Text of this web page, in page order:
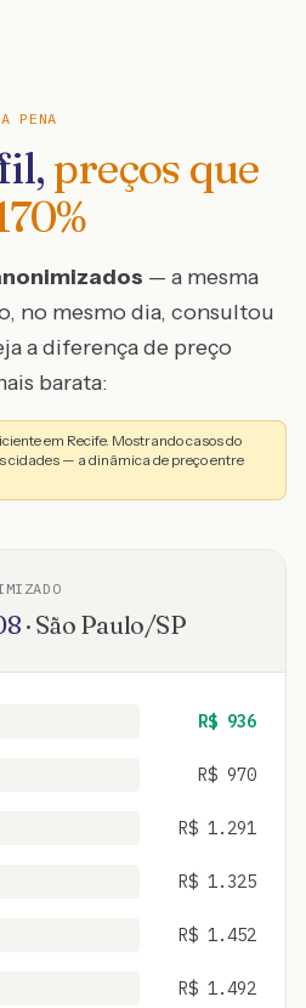
PENA
preços que
%
— a mesma
no mesmo dia, consultou
a diferença de preço
barata:
em Recife. Mostrando casos do
cidades — a dinâmica de preço entre
· São Paulo/SP
R$ 936
R$ 970
R$ 1.291
R$ 1.325
R$ 1.452
R$ 1.492